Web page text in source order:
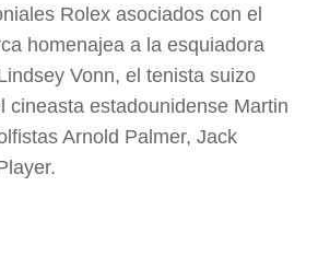
Rolex asociados con el
homenajea a la esquiadora
Vonn, el tenista suizo
cineasta estadounidense Martin
Arnold Palmer, Jack